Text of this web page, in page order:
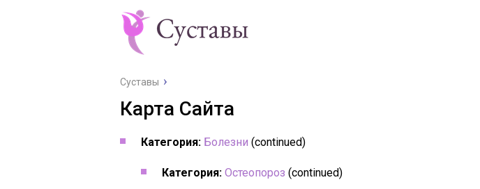
Суставы
Карта Сайта
Категория: Болезни (continued)
Категория: Остеопороз (continued)